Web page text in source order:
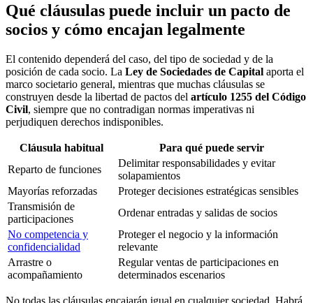
Qué cláusulas puede incluir un pacto de
socios y cómo encajan legalmente
El contenido dependerá del caso, del tipo de sociedad y de la
posición de cada socio. La Ley de Sociedades de Capital aporta el
marco societario general, mientras que muchas cláusulas se
construyen desde la libertad de pactos del artículo 1255 del Código
Civil, siempre que no contradigan normas imperativas ni
perjudiquen derechos indisponibles.
Cláusula habitual
Para qué puede servir
Reparto de funciones
Delimitar responsabilidades y evitar
solapamientos
Mayorías reforzadas
Proteger decisiones estratégicas sensibles
Transmisión de
participaciones
Ordenar entradas y salidas de socios
No competencia y
confidencialidad
Proteger el negocio y la información
relevante
Arrastre o
acompañamiento
Regular ventas de participaciones en
determinados escenarios
No todas las cláusulas encajarán igual en cualquier sociedad. Habrá